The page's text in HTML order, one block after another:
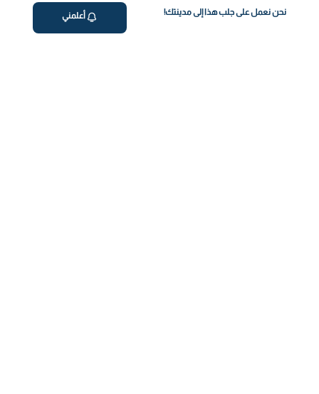
نحن نعمل على جلب هذا إلى مدينتك! أعلمني